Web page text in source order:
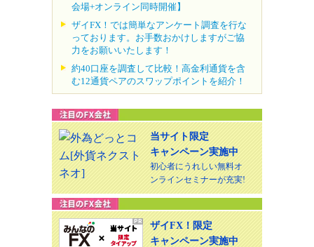
会場+オンライン同時開催】
ザイFX！では簡単なアンケート調査を行な
っております。お手数おかけしますがご協
力をお願いいたします！
約40口座を調査して比較！高金利通貨を含
む12通貨ペアのスワップポイントを紹介！
当サイト限定
キャンペーン実施中
初心者にうれしい無料オ
ンラインセミナーが充実!
ザイFX！限定
キャンペーン実施中